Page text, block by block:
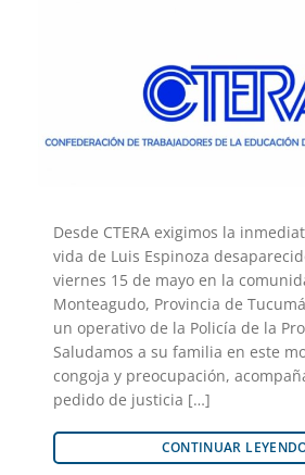
Desde CTERA exigimos la
vida de Luis Espinoza
viernes 15 de mayo en la
Monteagudo, Provincia de
un operativo de la Policía de la
Saludamos a su familia en este
congoja y preocupación,
pedido de justicia […]
CONTINUAR